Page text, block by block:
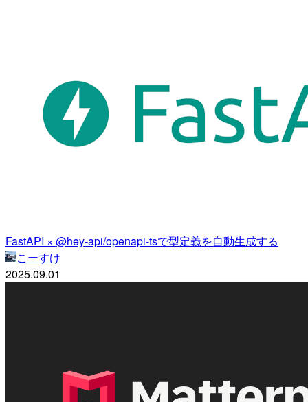
FastAPI × @hey-api/openapi-tsで型定義を自動生成する
こーすけ
2025.09.01